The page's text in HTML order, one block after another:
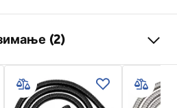
24 mjeseca
Nehrđajući čelik, ABS
1kg
(2)